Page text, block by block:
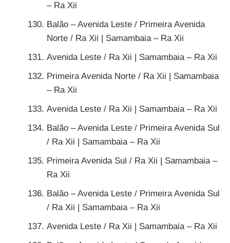
– Ra Xii
Balão – Avenida Leste / Primeira Avenida
Norte / Ra Xii | Samambaia – Ra Xii
Avenida Leste / Ra Xii | Samambaia – Ra Xii
Primeira Avenida Norte / Ra Xii | Samambaia
– Ra Xii
Avenida Leste / Ra Xii | Samambaia – Ra Xii
Balão – Avenida Leste / Primeira Avenida Sul
/ Ra Xii | Samambaia – Ra Xii
Primeira Avenida Sul / Ra Xii | Samambaia –
Ra Xii
Balão – Avenida Leste / Primeira Avenida Sul
/ Ra Xii | Samambaia – Ra Xii
Avenida Leste / Ra Xii | Samambaia – Ra Xii